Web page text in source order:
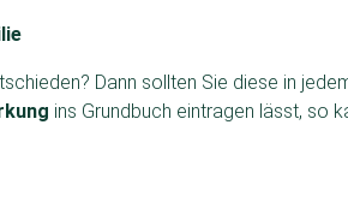
Dann sollten Sie diese in
ins Grundbuch eintragen lässt, so